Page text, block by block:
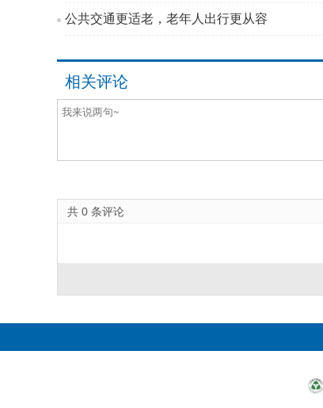
公共交通更适老，老年人出行更从容
相关评论
共 0 条评论